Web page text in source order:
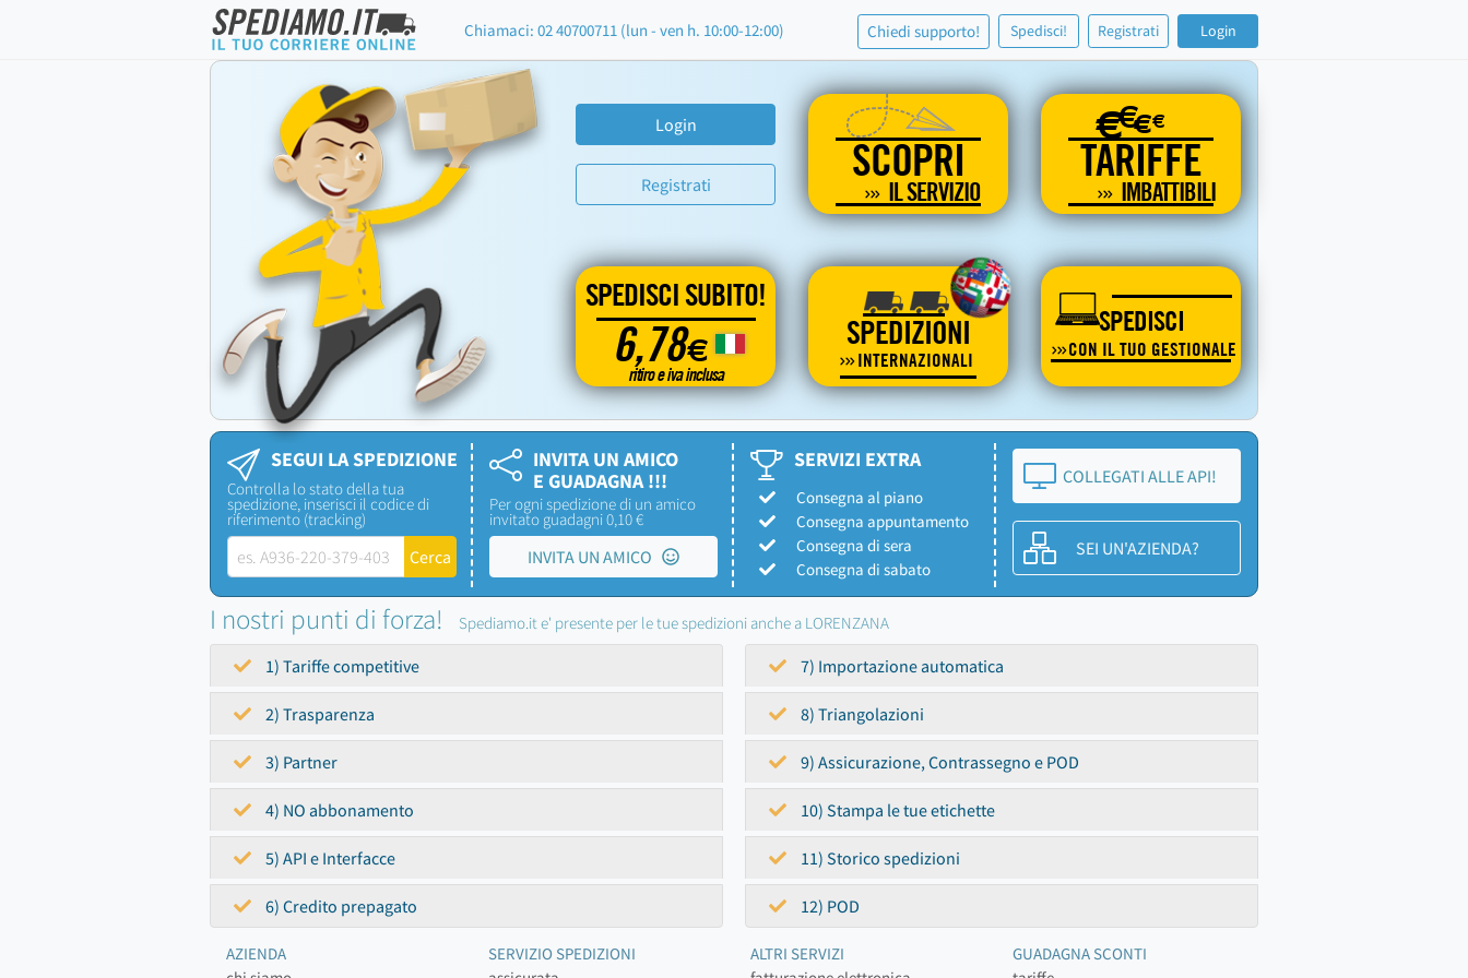
Chiamaci: 02 40700711 (lun - ven h. 10:00-12:00) Chiedi supporto! Spedisci! Registrati Login
Login
Registrati SCOPRI
IL SERVIZIO
€€€€
TARIFFE
IMBATTIBILI
SPEDISCI SUBITO!
6,78€
ritiro e iva inclusa
SPEDIZIONI
INTERNAZIONALI
SPEDISCI
CON IL TUO GESTIONALE
SEGUI LA SPEDIZIONE
Controlla lo stato della tua
spedizione, inserisci il codice di
riferimento (tracking)
INVITA UN AMICO
E GUADAGNA !!!
Per ogni spedizione di un amico
invitato guadagni 0,10 €
INVITA UN AMICO
SERVIZI EXTRA
Consegna al piano
Consegna appuntamento
Consegna di sera
Consegna di sabato
COLLEGATI ALLE API!
SEI UN'AZIENDA?
I nostri punti di forza! Spediamo.it e' presente per le tue spedizioni anche a LORENZANA
1) Tariffe competitive
2) Trasparenza
3) Partner
4) NO abbonamento
5) API e Interfacce
6) Credito prepagato
7) Importazione automatica
8) Triangolazioni
9) Assicurazione, Contrassegno e POD
10) Stampa le tue etichette
11) Storico spedizioni
12) POD
AZIENDA
SERVIZIO SPEDIZIONI
ALTRI SERVIZI
GUADAGNA SCONTI